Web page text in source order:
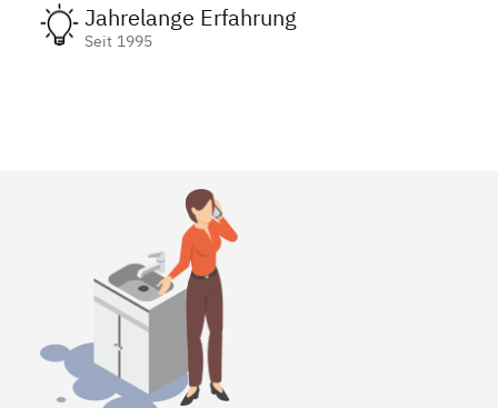
Jahrelange Erfahrung
Seit 1995